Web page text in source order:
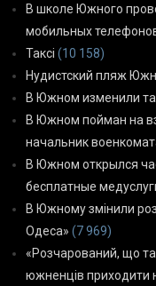
В школе Южного
мобильных
Таксі (10 158)
Нудистский пляж
В Южном изменили
В Южном пойман на
начальник
В Южном открылся
бесплатные
В Южному змінили
Одеса» (7 969)
«Розчарований, що
южненців приходити